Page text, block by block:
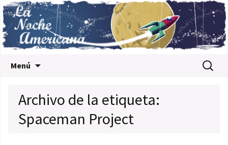
Menú Buscar:
Archivo de la etiqueta:
Spaceman Project